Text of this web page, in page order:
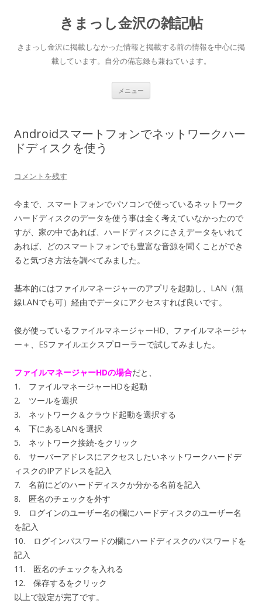
きまっし金沢の雑記帖
きまっし金沢に掲載しなかった情報と掲載する前の情報を中心に掲
載しています。自分の備忘録も兼ねています。
メニュー
へ
ス
キ
Androidスマートフォンでネットワークハー
ドディスクを使う
コメントを残す
今まで、スマートフォンでパソコンで使っているネットワーク
ハードディスクのデータを使う事は全く考えていなかったので
すが、家の中であれば、ハードディスクにさえデータをいれて
あれば、どのスマートフォンでも豊富な音源を聞くことができ
ると気づき方法を調べてみました。
基本的にはファイルマネージャーのアプリを起動し、LAN（無
線LANでも可）経由でデータにアクセスすれば良いです。
俊が使っているファイルマネージャーHD、ファイルマネージャ
ー＋、ESファイルエクスプローラーで試してみました。
ファイルマネージャーHDの場合だと、
1. ファイルマネージャーHDを起動
2. ツールを選択
3. ネットワーク＆クラウド起動を選択する
4. 下にあるLANを選択
5. ネットワーク接続-をクリック
6. サーバーアドレスにアクセスしたいネットワークハードデ
ィスクのIPアドレスを記入
7. 名前にどのハードディスクか分かる名前を記入
8. 匿名のチェックを外す
9. ログインのユーザー名の欄にハードディスクのユーザー名
を記入
10. ログインパスワードの欄にハードディスクのパスワードを
記入
11. 匿名のチェックを入れる
12. 保存するをクリック
以上で設定が完了です。